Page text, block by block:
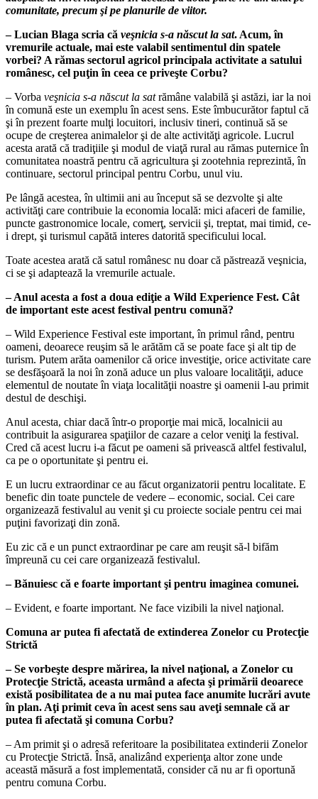
comunitate, precum şi pe planurile de viitor.
– Lucian Blaga scria că veşnicia s-a născut la sat. Acum, în
vremurile actuale, mai este valabil sentimentul din spatele
vorbei? A rămas sectorul agricol principala activitate a satului
românesc, cel puţin în ceea ce priveşte Corbu?
– Vorba veşnicia s-a născut la satrămâne valabilă şi astăzi, iar la noi
în comună este un exemplu în acest sens. Este îmbucurător faptul că
şi în prezent foarte mulţi locuitori, inclusiv tineri, continuă să se
ocupe de creşterea animalelor şi de alte activităţi agricole. Lucrul
acesta arată că tradiţiile şi modul de viaţă rural au rămas puternice în
comunitatea noastră pentru că agricultura şi zootehnia reprezintă, în
continuare, sectorul principal pentru Corbu, unul viu.
Pe lângă acestea, în ultimii ani au început să se dezvolte şi alte
activităţi care contribuie la economia locală: mici afaceri de familie,
puncte gastronomice locale, comerţ, servicii şi, treptat, mai timid, ce-
i drept, şi turismul capătă interes datorită specificului local.
Toate acestea arată că satul românesc nu doar că păstrează veşnicia,
ci se şi adaptează la vremurile actuale.
– Anul acesta a fost a doua ediţie a Wild Experience Fest. Cât
de important este acest festival pentru comună?
– Wild Experience Festival este important, în primul rând, pentru
oameni, deoarece reuşim să le arătăm că se poate face şi alt tip de
turism. Putem arăta oamenilor că orice investiţie, orice activitate care
se desfăşoară la noi în zonă aduce un plus valoare localităţii, aduce
elementul de noutate în viaţa localităţii noastre şi oamenii l-au primit
destul de deschişi.
Anul acesta, chiar dacă într-o proporţie mai mică, localnicii au
contribuit la asigurarea spaţiilor de cazare a celor veniţi la festival.
Cred că acest lucru i-a făcut pe oameni să privească altfel festivalul,
ca pe o oportunitate şi pentru ei.
E un lucru extraordinar ce au făcut organizatorii pentru localitate. E
benefic din toate punctele de vedere – economic, social. Cei care
organizează festivalul au venit şi cu proiecte sociale pentru cei mai
puţini favorizaţi din zonă.
Eu zic că e un punct extraordinar pe care am reuşit să-l bifăm
împreună cu cei care organizează festivalul.
– Bănuiesc că e foarte important şi pentru imaginea comunei.
– Evident, e foarte important. Ne face vizibili la nivel naţional.
Comuna ar putea fi afectată de extinderea Zonelor cu Protecţie
Strictă
– Se vorbeşte despre mărirea, la nivel naţional, a Zonelor cu
Protecţie Strictă, aceasta urmând a afecta şi primării deoarece
există posibilitatea de a nu mai putea face anumite lucrări avute
în plan. Aţi primit ceva în acest sens sau aveţi semnale că ar
putea fi afectată şi comuna Corbu?
– Am primit şi o adresă referitoare la posibilitatea extinderii Zonelor
cu Protecţie Strictă. Însă, analizând experienţa altor zone unde
această măsură a fost implementată, consider că nu ar fi oportună
pentru comuna Corbu.